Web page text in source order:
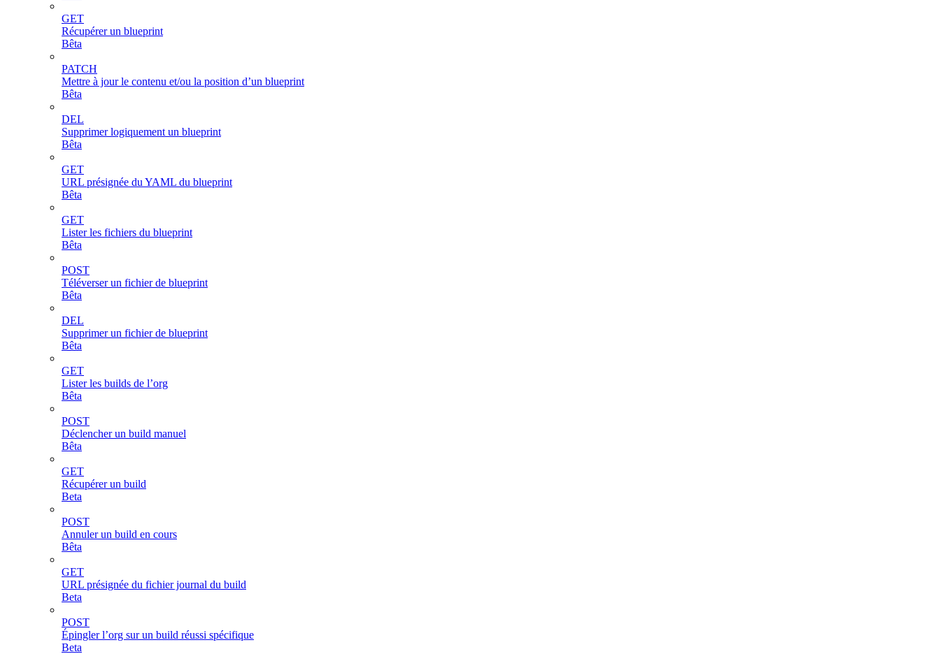
GET
Récupérer un blueprint
Bêta
PATCH
Mettre à jour le contenu et/ou la position d’un blueprint
Bêta
DEL
Supprimer logiquement un blueprint
Bêta
GET
URL présignée du YAML du blueprint
Bêta
GET
Lister les fichiers du blueprint
Bêta
POST
Téléverser un fichier de blueprint
Bêta
DEL
Supprimer un fichier de blueprint
Bêta
GET
Lister les builds de l’org
Bêta
POST
Déclencher un build manuel
Bêta
GET
Récupérer un build
Beta
POST
Annuler un build en cours
Bêta
GET
URL présignée du fichier journal du build
Beta
POST
Épingler l’org sur un build réussi spécifique
Beta